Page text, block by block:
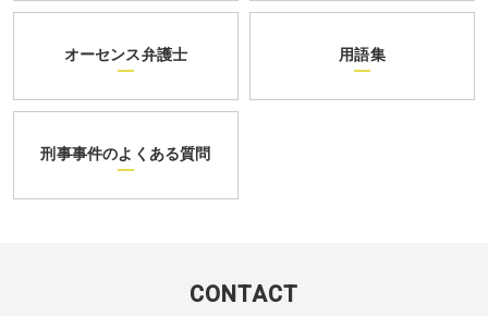
オーセンス弁護士 用語集
刑事事件のよくある質問
CONTACT